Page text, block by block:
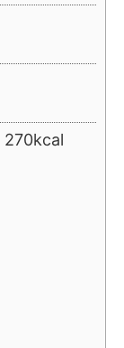
270kcal